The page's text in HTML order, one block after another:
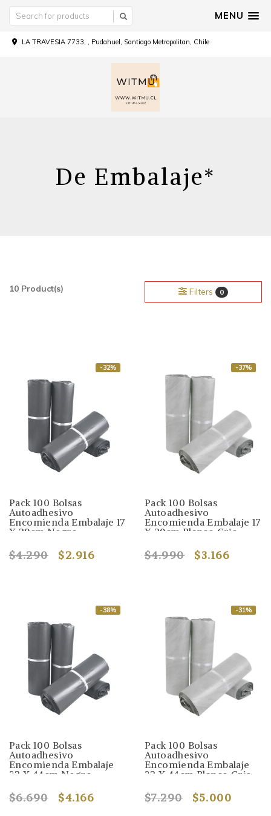
MENU
LA TRAVESIA 7733, , Pudahuel, Santiago Metropolitan, Chile
De Embalaje*
10 Product(s) Filters 0
-32%
Pack 100 Bolsas
Autoadhesivo
Encomienda Embalaje 17
X 29cm Negro
$4.290 $2.916
-37%
Pack 100 Bolsas
Autoadhesivo
Encomienda Embalaje 17
X 29cm Blanco Gris
$4.990 $3.166
-38%
Pack 100 Bolsas
Autoadhesivo
Encomienda Embalaje
32 X 44cm Negro
$6.690 $4.166
-31%
Pack 100 Bolsas
Autoadhesivo
Encomienda Embalaje
32 X 44cm Blanco Gris
$7.290 $5.000